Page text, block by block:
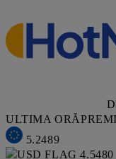
ULTIMA ORĂ
5.2489
4.5480